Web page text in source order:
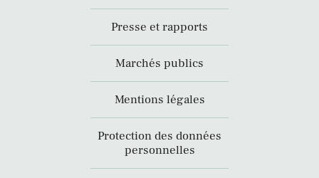
Presse et rapports
Marchés publics
Mentions légales
Protection des données
personnelles